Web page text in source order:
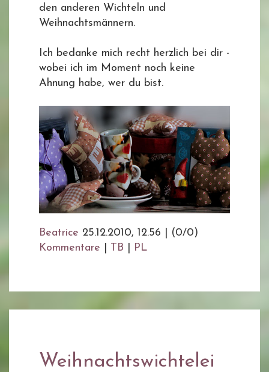
den anderen Wichteln und
Weihnachtsmännern.
Ich bedanke mich recht herzlich bei dir -
wobei ich im Moment noch keine
Ahnung habe, wer du bist.
Beatrice 25.12.2010, 12.56
(0/0)
Kommentare
TB PL
Weihnachtswichtelei